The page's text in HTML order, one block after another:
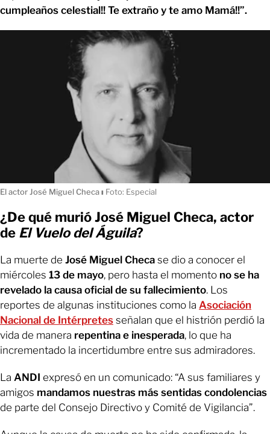
cumpleaños celestial!! Te extraño y te amo Mamá!!”.
El actor José Miguel Checaı Foto: Especial
¿De qué murió José Miguel Checa, actor
de El Vuelo del Águila?
La muerte de José Miguel Checa se dio a conocer el
miércoles 13 de mayo, pero hasta el momento no se ha
revelado la causa oficial de su fallecimiento. Los
reportes de algunas instituciones como la Asociación
Nacional de Intérpretes señalan que el histrión perdió la
vida de manera repentina e inesperada, lo que ha
incrementado la incertidumbre entre sus admiradores.
La ANDI expresó en un comunicado: “A sus familiares y
amigos mandamos nuestras más sentidas condolencias
de parte del Consejo Directivo y Comité de Vigilancia”.